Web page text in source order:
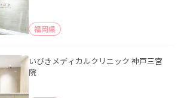
福岡県
いびきメディカルクリニック 神戸三宮
院